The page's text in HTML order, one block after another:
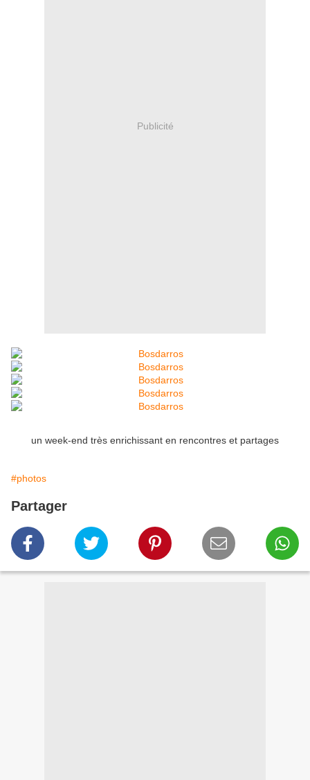
Publicité
un week-end très enrichissant en rencontres et partages
#photos
Partager